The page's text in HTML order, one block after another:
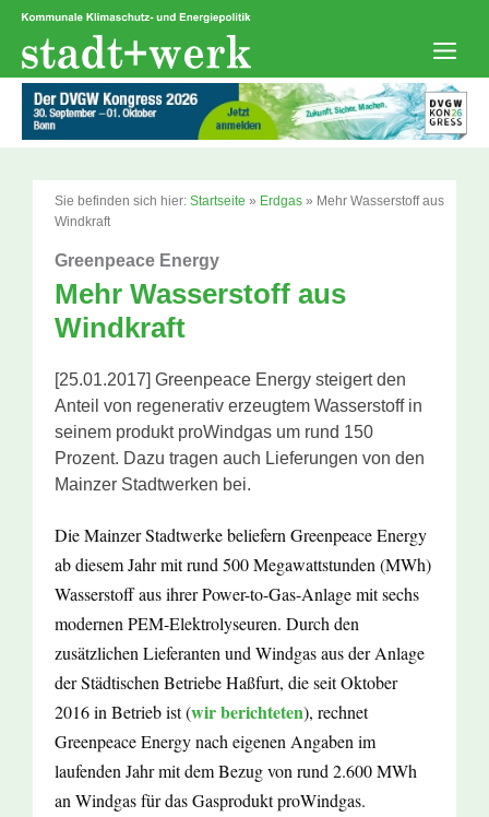
Zum
springen
Sie befinden sich hier: Startseite » Erdgas » Mehr Wasserstoff aus
Windkraft
Greenpeace Energy
Mehr Wasserstoff aus
Windkraft
[25.01.2017] Greenpeace Energy steigert den
Anteil von regenerativ erzeugtem Wasserstoff in
seinem produkt proWindgas um rund 150
Prozent. Dazu tragen auch Lieferungen von den
Mainzer Stadtwerken bei.
Die Mainzer Stadtwerke beliefern Greenpeace Energy
ab diesem Jahr mit rund 500 Megawattstunden (MWh)
Wasserstoff aus ihrer Power-to-Gas-Anlage mit sechs
modernen PEM-Elektrolyseuren. Durch den
zusätzlichen Lieferanten und Windgas aus der Anlage
der Städtischen Betriebe Haßfurt, die seit Oktober
2016 in Betrieb ist (wir berichteten), rechnet
Greenpeace Energy nach eigenen Angaben im
laufenden Jahr mit dem Bezug von rund 2.600 MWh
an Windgas für das Gasprodukt proWindgas.